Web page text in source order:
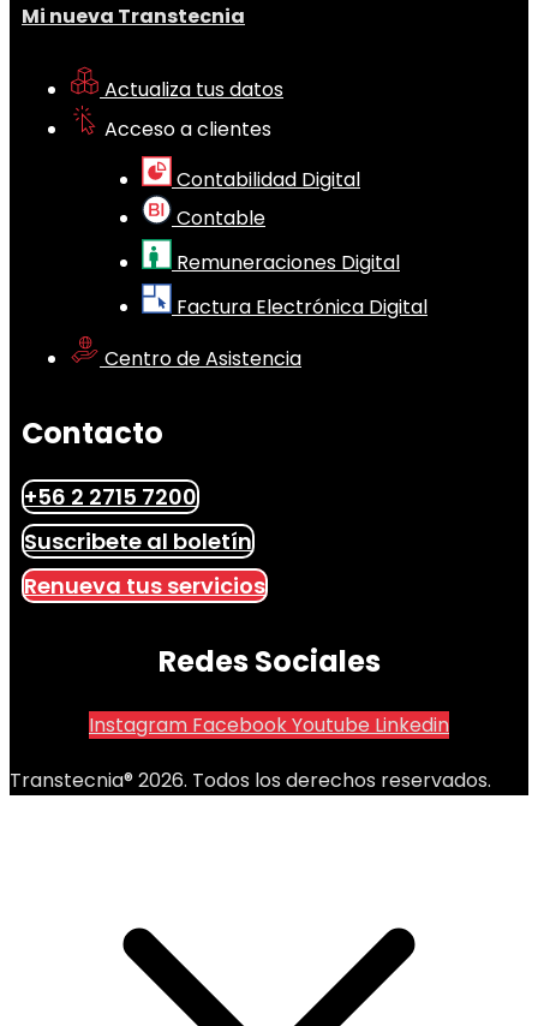
Mi nueva Transtecnia
Actualiza tus datos
Acceso a clientes
Contabilidad Digital
Contable
Remuneraciones Digital
Factura Electrónica Digital
Centro de Asistencia
Contacto
+56 2 2715 7200
Suscribete al boletín
Renueva tus servicios
Redes Sociales
Instagram FacebookYoutube Linkedin
Transtecnia® 2026. Todos los derechos reservados.